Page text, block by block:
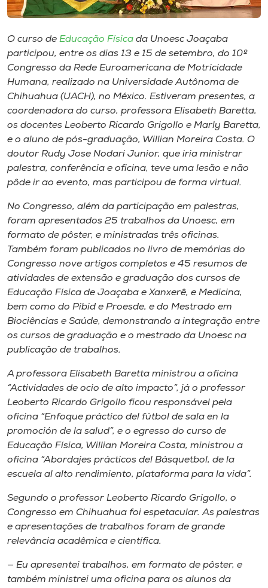
Unoesc
Store
Selecione
O curso de Educação Física da Unoesc Joaçaba
participou, entre os dias 13 e 15 de setembro, do 10º
Congresso da Rede Euroamericana de Motricidade
Humana, realizado na Universidade Autônoma de
Chihuahua (UACH), no México. Estiveram presentes, a
coordenadora do curso, professora Elisabeth Baretta,
os docentes Leoberto Ricardo Grigollo e Marly Baretta,
e o aluno de pós-graduação, Willian Moreira Costa. O
doutor Rudy Jose Nodari Junior, que iria ministrar
palestra, conferência e oficina, teve uma lesão e não
pôde ir ao evento, mas participou de forma virtual.
No Congresso, além da participação em palestras,
foram apresentados 25 trabalhos da Unoesc, em
formato de pôster, e ministradas três oficinas.
Também foram publicados no livro de memórias do
Congresso nove artigos completos e 45 resumos de
atividades de extensão e graduação dos cursos de
Educação Física de Joaçaba e Xanxerê, e Medicina,
bem como do Pibid e Proesde, e do Mestrado em
Biociências e Saúde, demonstrando a integração entre
os cursos de graduação e o mestrado da Unoesc na
publicação de trabalhos.
A professora Elisabeth Baretta ministrou a oficina
“Actividades de ocio de alto impacto”, já o professor
Leoberto Ricardo Grigollo ficou responsável pela
oficina “Enfoque práctico del fútbol de sala en la
promoción de la salud”, e o egresso do curso de
Educação Física, Willian Moreira Costa, ministrou a
oficina “Abordajes prácticos del Básquetbol, de la
escuela al alto rendimiento, plataforma para la vida”.
Segundo o professor Leoberto Ricardo Grigollo, o
Congresso em Chihuahua foi espetacular. As palestras
e apresentações de trabalhos foram de grande
relevância acadêmica e científica.
— Eu apresentei trabalhos, em formato de pôster, e
também ministrei uma oficina para os alunos da